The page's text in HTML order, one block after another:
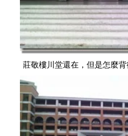
莊敬樓川堂還在，但是怎麼背